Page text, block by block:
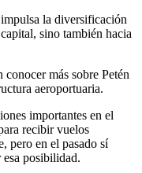
la diversificación
sino también hacia
más sobre Petén
aeroportuaria.
importantes en el
recibir vuelos
pero en el pasado sí
posibilidad.